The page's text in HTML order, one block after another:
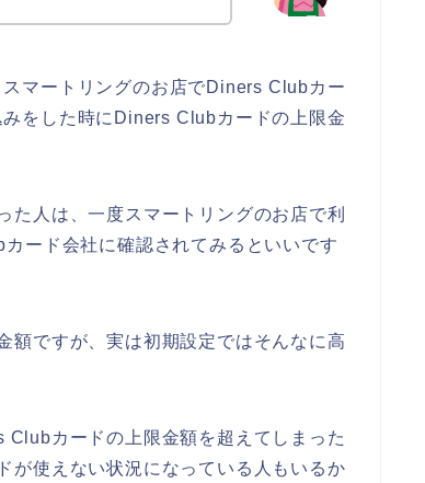
マートリングのお店でDiners Clubカー
をした時にDiners Clubカードの上限金
人は、一度スマートリングのお店で利
ード会社に確認されてみるといいです
額ですが、実は初期設定ではそんなに高
カードの上限金額を超えてしまった
が使えない状況になっている人もいるか